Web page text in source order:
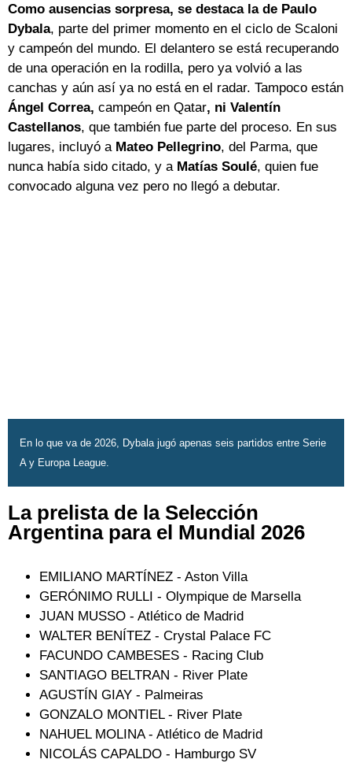
Como ausencias sorpresa, se destaca la de Paulo
Dybala, parte del primer momento en el ciclo de Scaloni
y campeón del mundo. El delantero se está recuperando
de una operación en la rodilla, pero ya volvió a las
canchas y aún así ya no está en el radar. Tampoco están
Ángel Correa, campeón en Qatar, ni Valentín
Castellanos, que también fue parte del proceso. En sus
lugares, incluyó aMateo Pellegrino, del Parma, que
nunca había sido citado, y a Matías Soulé, quien fue
convocado alguna vez pero no llegó a debutar.
En lo que va de 2026, Dybala jugó apenas seis partidos entre Serie
A y Europa League.
La prelista de la Selección
Argentina para el Mundial 2026
EMILIANO MARTÍNEZ - Aston Villa
GERÓNIMO RULLI - Olympique de Marsella
JUAN MUSSO - Atlético de Madrid
WALTER BENÍTEZ - Crystal Palace FC
FACUNDO CAMBESES - Racing Club
SANTIAGO BELTRAN - River Plate
AGUSTÍN GIAY - Palmeiras
GONZALO MONTIEL - River Plate
NAHUEL MOLINA - Atlético de Madrid
NICOLÁS CAPALDO - Hamburgo SV